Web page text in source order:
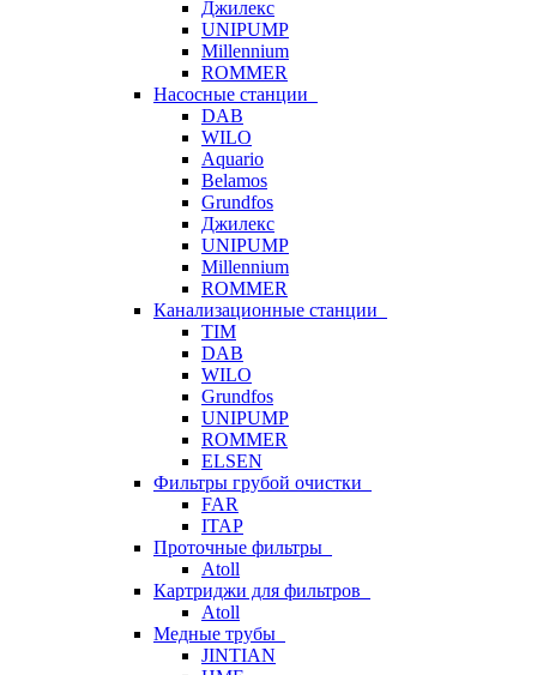
Джилекс
UNIPUMP
Millennium
ROMMER
Насосные станции
DAB
WILO
Aquario
Belamos
Grundfos
Джилекс
UNIPUMP
Millennium
ROMMER
Канализационные станции
TIM
DAB
WILO
Grundfos
UNIPUMP
ROMMER
ELSEN
Фильтры грубой очистки
FAR
ITAP
Проточные фильтры
Atoll
Картриджи для фильтров
Atoll
Медные трубы
JINTIAN